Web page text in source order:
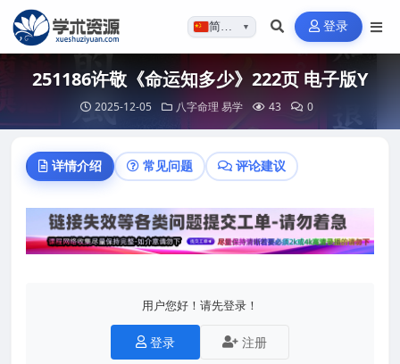
简体…▼ 登录
251186许敬《命运知多少》222页 电子版Y
2025-12-05 八字命理 易学 43 0
详情介绍 常见问题 评论建议
用户您好！请先登录！
登录 注册